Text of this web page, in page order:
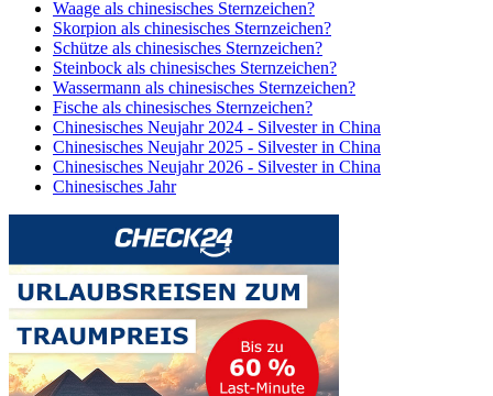
Waage als chinesisches Sternzeichen?
Skorpion als chinesisches Sternzeichen?
Schütze als chinesisches Sternzeichen?
Steinbock als chinesisches Sternzeichen?
Wassermann als chinesisches Sternzeichen?
Fische als chinesisches Sternzeichen?
Chinesisches Neujahr 2024 - Silvester in China
Chinesisches Neujahr 2025 - Silvester in China
Chinesisches Neujahr 2026 - Silvester in China
Chinesisches Jahr